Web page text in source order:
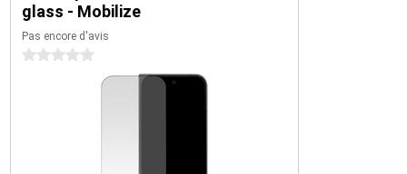
glass - Mobilize
Pas encore d'avis
0 étoiles